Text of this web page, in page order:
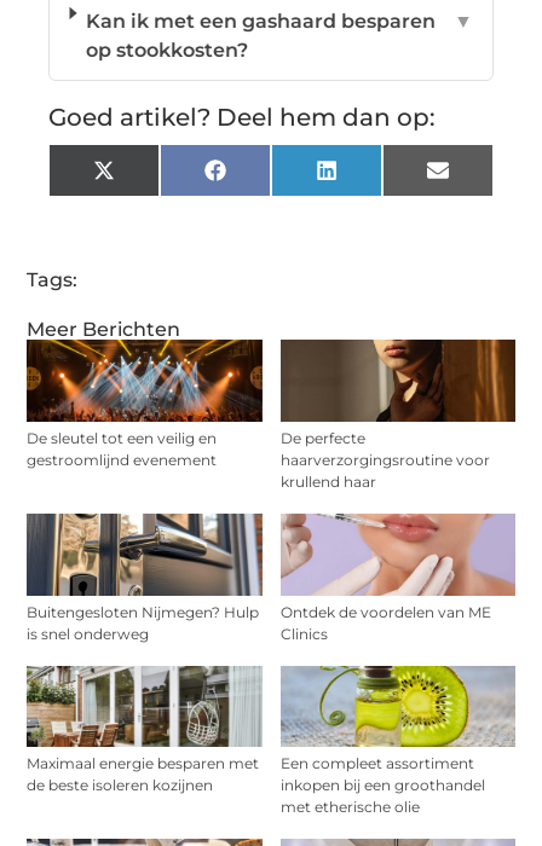
Meer Berichten
De sleutel tot een veilig en
gestroomlijnd evenement
De perfecte
haarverzorgingsroutine voor
krullend haar
Buitengesloten Nijmegen? Hulp
is snel onderweg
Ontdek de voordelen van ME
Clinics
Maximaal energie besparen met
de beste isoleren kozijnen
Een compleet assortiment
inkopen bij een groothandel
met etherische olie
Kan ik met een gashaard besparen
op stookkosten?
▼
Goed artikel? Deel hem dan op:
X
(Twitter)
Facebook LinkedIn Email
Tags: